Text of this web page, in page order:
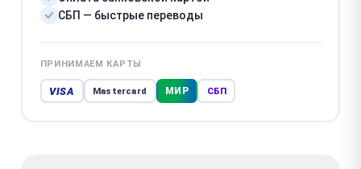
СБП — быстрые переводы
ПРИНИМАЕМ КАРТЫ
VISA Mastercard МИР СБП